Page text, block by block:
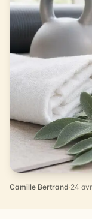
Camille Bertrand·24